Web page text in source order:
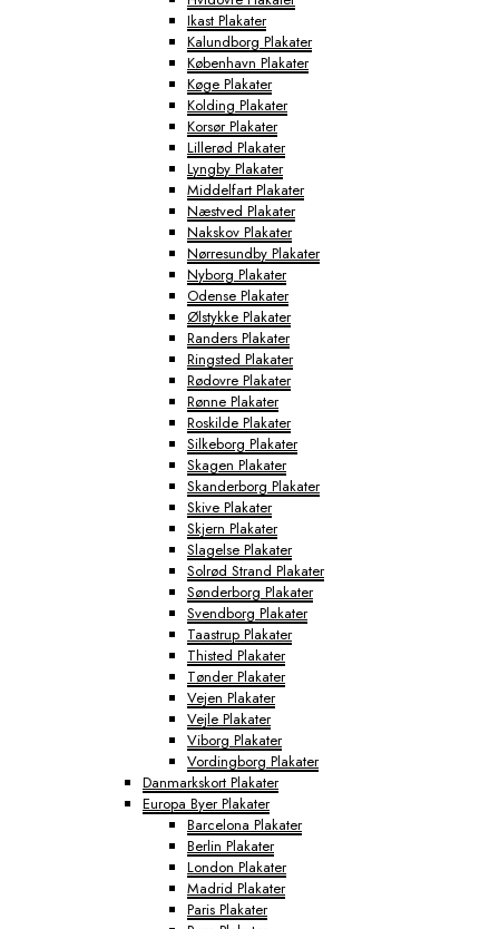
Ikast Plakater
Kalundborg Plakater
København Plakater
Køge Plakater
Kolding Plakater
Korsør Plakater
Lillerød Plakater
Lyngby Plakater
Middelfart Plakater
Næstved Plakater
Nakskov Plakater
Nørresundby Plakater
Nyborg Plakater
Odense Plakater
Ølstykke Plakater
Randers Plakater
Ringsted Plakater
Rødovre Plakater
Rønne Plakater
Roskilde Plakater
Silkeborg Plakater
Skagen Plakater
Skanderborg Plakater
Skive Plakater
Skjern Plakater
Slagelse Plakater
Solrød Strand Plakater
Sønderborg Plakater
Svendborg Plakater
Taastrup Plakater
Thisted Plakater
Tønder Plakater
Vejen Plakater
Vejle Plakater
Viborg Plakater
Vordingborg Plakater
Danmarkskort Plakater
Europa Byer Plakater
Barcelona Plakater
Berlin Plakater
London Plakater
Madrid Plakater
Paris Plakater